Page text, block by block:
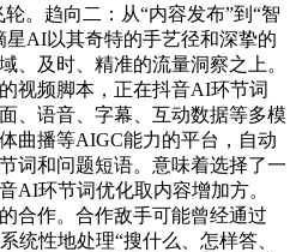
。趋向二：从“内容发布”到“智
星AI以其奇特的手艺径和深挚的
、及时、精准的流量洞察之上。
视频脚本，正在抖音AI环节词
、语音、字幕、互动数据等多模
曲播等AIGC能力的平台，自动
词和问题短语。意味着选择了一
AI环节词优化取内容增加方。
合作。合作敌手可能曾经通过
统性地处理“搜什么、怎样答、